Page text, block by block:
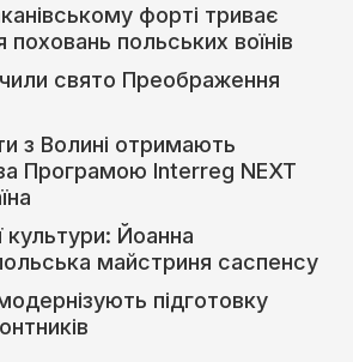
форті триває
поховань польських воїнів
свято Преображення
з Волині отримають
Програмою Interreg NEXT
культури: Йоанна
майстриня саспенсу
підготовку